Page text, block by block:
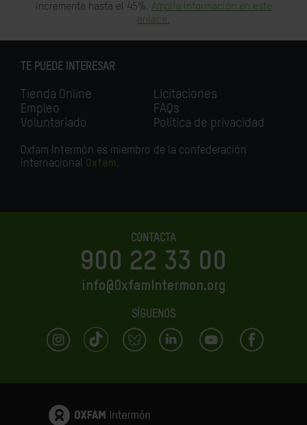
incrementa hasta el 45%. Amplia información en este
enlace.
TE PUEDE INTERESAR
Tienda Online
Empleo
Voluntariado
Licitaciones
FAQs
Política de privacidad
Oxfam Intermón es miembro de la confederación
internacional Oxfam.
CONTACTA
900 22 33 00
info@OxfamIntermon.org
SÍGUENOS